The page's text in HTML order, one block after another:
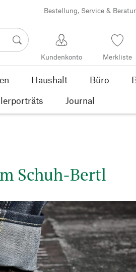
Bestellung, Service &
Kundenkonto Merkliste
Haushalt Büro
Journal
Schuh-Bertl